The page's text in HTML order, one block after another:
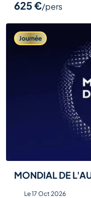
625 €/pers
Journée
MONDIAL DE
Le 17 Oct 2026